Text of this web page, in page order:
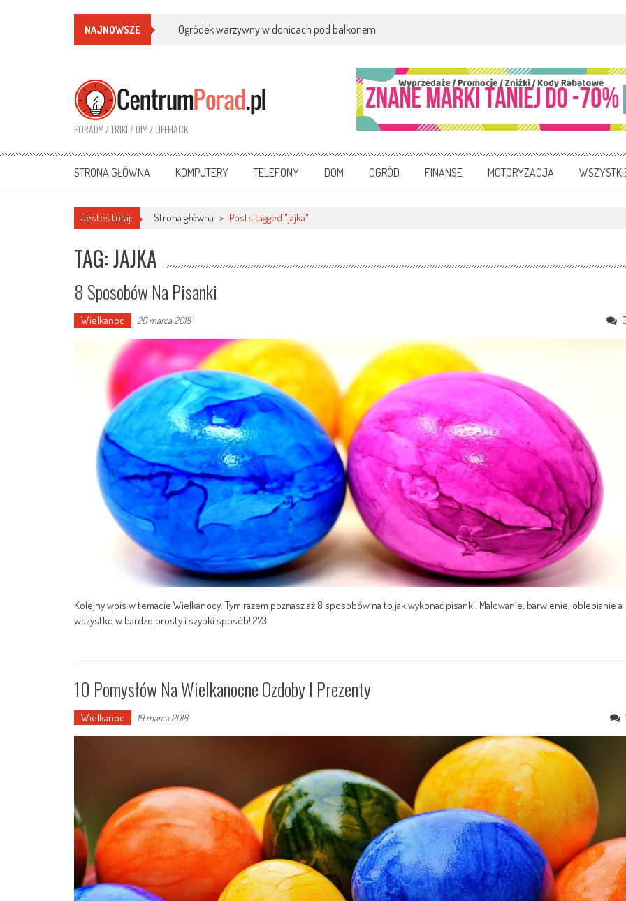
NAJNOWSZE Ogródek warzywny w donicach pod balkonem
PORADY / TRIKI / DIY / LIFEHACK
STRONA GŁÓWNA KOMPUTERY TELEFONY DOM OGRÓD FINANSE MOTORYZACJA
Jesteś tutaj: Strona główna > Posts tagged "jajka"
TAG: JAJKA
8 Sposobów Na Pisanki
Wielkanoc 20 marca 2018
Kolejny wpis w temacie Wielkanocy. Tym razem poznasz aż 8 sposobów na to jak wykonać pisanki. Malowanie, barwienie, oblepianie a
wszystko w bardzo prosty i szybki sposób! 273
10 Pomysłów Na Wielkanocne Ozdoby I Prezenty
Wielkanoc 19 marca 2018